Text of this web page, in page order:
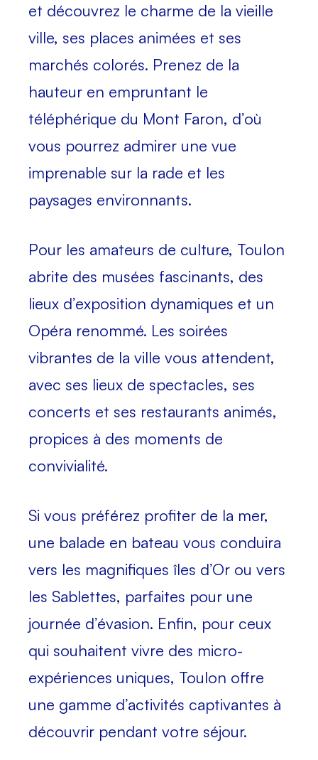
et découvrez le charme de la vieille
ville, ses places animées et ses
marchés colorés. Prenez de la
hauteur en empruntant le
téléphérique du Mont Faron, d’où
vous pourrez admirer une vue
imprenable sur la rade et les
paysages environnants.
Pour les amateurs de culture, Toulon
abrite des musées fascinants, des
lieux d’exposition dynamiques et un
Opéra renommé. Les soirées
vibrantes de la ville vous attendent,
avec ses lieux de spectacles, ses
concerts et ses restaurants animés,
propices à des moments de
convivialité.
Si vous préférez profiter de la mer,
une balade en bateau vous conduira
vers les magnifiques îles d’Or ou vers
les Sablettes, parfaites pour une
journée d’évasion. Enfin, pour ceux
qui souhaitent vivre des micro-
expériences uniques, Toulon offre
une gamme d’activités captivantes à
découvrir pendant votre séjour.